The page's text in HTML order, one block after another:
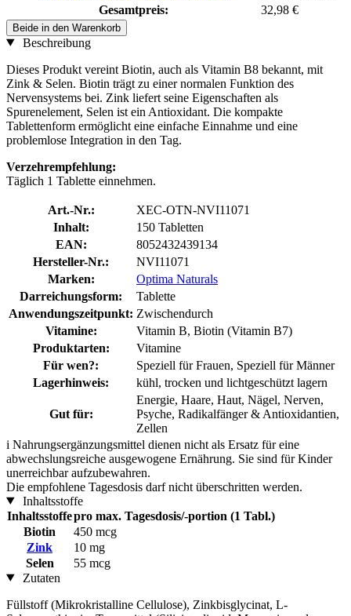
Gesamtpreis:
32,98 €
Beide in den Warenkorb
Beschreibung
Dieses Produkt vereint Biotin, auch als Vitamin B8 bekannt, mit
Zink & Selen. Biotin trägt zu einer normalen Funktion des
Nervensystems bei. Zink liefert seine Eigenschaften als
Spurenelement, Selen ist ein Antioxidant. Die kompakte
Tablettenform ermöglicht eine einfache Einnahme und eine
problemlose Integration in den Tag.
Verzehrempfehlung:
Täglich 1 Tablette einnehmen.
Art.-Nr.:
XEC-OTN-NVI11071
Inhalt:
150 Tabletten
EAN:
8052432439134
Hersteller-Nr.:
NVI11071
Marken:
Optima Naturals
Darreichungsform:
Tablette
Anwendungszeitpunkt: Zwischendurch
Vitamine:
Vitamin B, Biotin (Vitamin B7)
Produktarten:
Vitamine
Für wen?:
Speziell für Frauen, Speziell für Männer
Lagerhinweis:
kühl, trocken und lichtgeschützt lagern
Gut für:
Energie, Haare, Haut, Nägel, Nerven,
Psyche, Radikalfänger & Antioxidantien,
Zellen
i Nahrungsergänzungsmittel dienen nicht als Ersatz für eine
abwechslungsreiche ausgewogene Ernährung. Sie sind für Kinder
unerreichbar aufzubewahren.
Die empfohlene Tagesdosis darf nicht überschritten werden.
Inhaltsstoffe
Inhaltsstoffepro max. Tagesdosis/-portion (1 Tabl.)
Biotin
450 mcg
Zink
10 mg
Selen
55 mcg
Zutaten
Füllstoff (Mikrokristalline Cellulose), Zinkbisglycinat, L-